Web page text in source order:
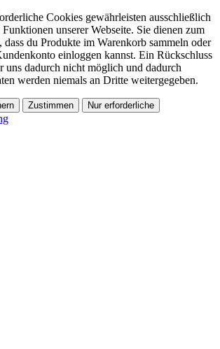
Cookies gewährleisten ausschließlich
unserer Webseite. Sie dienen zum
dass du Produkte im Warenkorb sammeln oder
einloggen kannst. Ein Rückschluss
uns dadurch nicht möglich und dadurch
werden niemals an Dritte weitergegeben.
Zustimmen Nur erforderliche